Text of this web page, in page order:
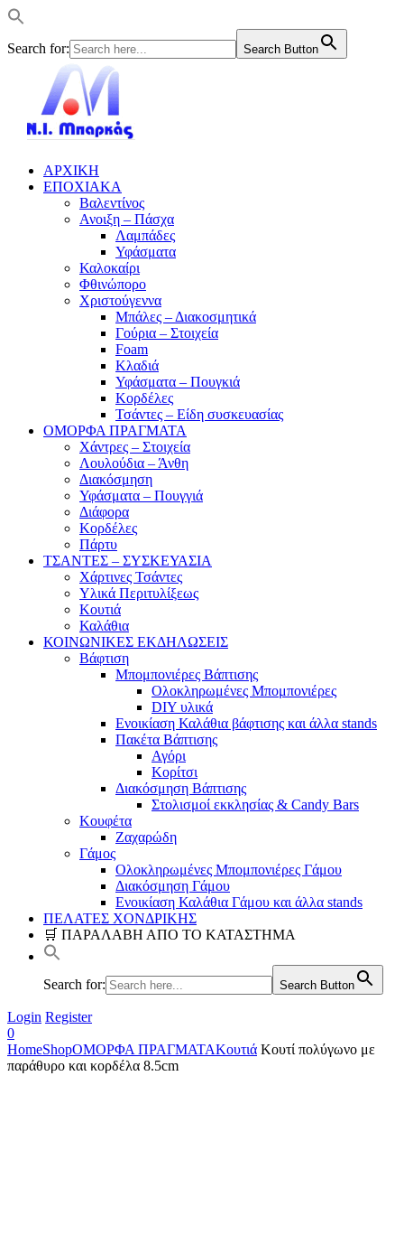
Search for: Search Button
ΑΡΧΙΚΗ
ΕΠΟΧΙΑΚΑ
Βαλεντίνος
Ανοιξη – Πάσχα
Λαμπάδες
Υφάσματα
Καλοκαίρι
Φθινώπορο
Χριστούγεννα
Μπάλες – Διακοσμητικά
Γούρια – Στοιχεία
Foam
Κλαδιά
Υφάσματα – Πουγκιά
Κορδέλες
Τσάντες – Είδη συσκευασίας
ΟΜΟΡΦΑ ΠΡΑΓΜΑΤΑ
Χάντρες – Στοιχεία
Λουλούδια – Άνθη
Διακόσμηση
Υφάσματα – Πουγγιά
Διάφορα
Κορδέλες
Πάρτυ
ΤΣΑΝΤΕΣ – ΣΥΣΚΕΥΑΣΙΑ
Χάρτινες Τσάντες
Υλικά Περιτυλίξεως
Κουτιά
Καλάθια
ΚΟΙΝΩΝΙΚΕΣ ΕΚΔΗΛΩΣΕΙΣ
Βάφτιση
Μπομπονιέρες Βάπτισης
Ολοκληρωμένες Μπομπονιέρες
DIY υλικά
Ενοικίαση Καλάθια βάφτισης και άλλα stands
Πακέτα Βάπτισης
Αγόρι
Κορίτσι
Διακόσμηση Βάπτισης
Στολισμοί εκκλησίας & Candy Bars
Κουφέτα
Ζαχαρώδη
Γάμος
Ολοκληρωμένες Μπομπονιέρες Γάμου
Διακόσμηση Γάμου
Ενοικίαση Καλάθια Γάμου και άλλα stands
ΠΕΛΑΤΕΣ ΧΟΝΔΡΙΚΗΣ
🛒 ΠΑΡΑΛΑΒΗ ΑΠΟ ΤΟ ΚΑΤΑΣΤΗΜΑ
Search for: Search Button
Login Register
0
HomeShopΟΜΟΡΦΑ ΠΡΑΓΜΑΤΑΚουτιά Kουτί πολύγωνο με
παράθυρο και κορδέλα 8.5cm